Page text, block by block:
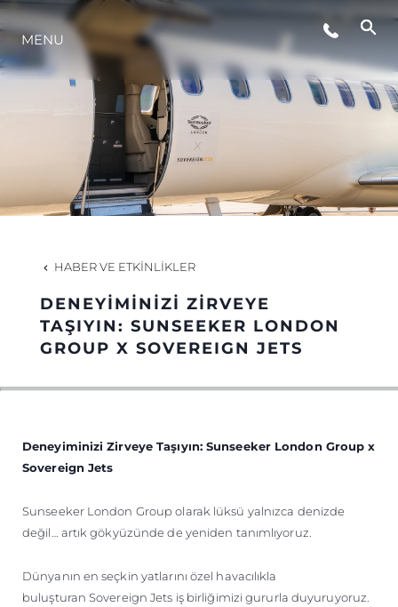
YAŞAM ŞEKLİ
YENILIK
ŞİRKET
MİRAS
MENU
HABER VE ETKINLIKLER
DENEYIMINIZI ZIRVEYE
TAŞIYIN: SUNSEEKER LONDON
GROUP X SOVEREIGN JETS
Deneyiminizi Zirveye Taşıyın: Sunseeker London Group x
Sovereign Jets
Sunseeker London Group olarak lüksü yalnızca denizde
değil… artık gökyüzünde de yeniden tanımlıyoruz.
Dünyanın en seçkin yatlarını özel havacılıkla
buluşturan Sovereign Jets iş birliğimizi gururla duyuruyoruz.